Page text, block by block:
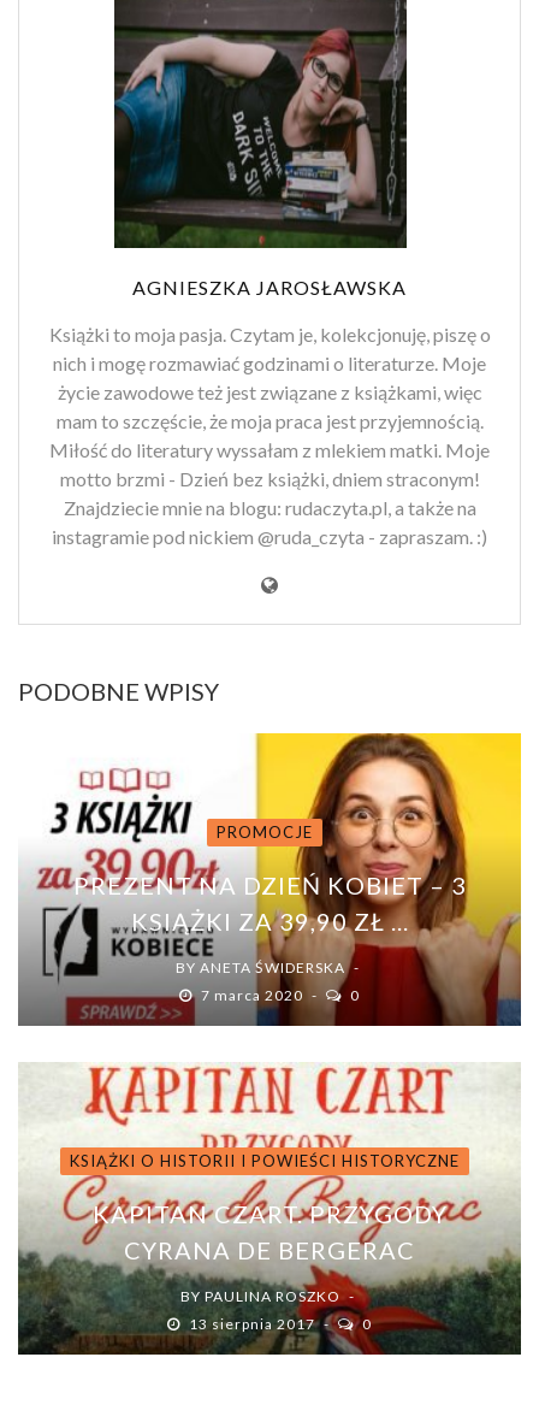
AGNIESZKA JAROSŁAWSKA
Książki to moja pasja. Czytam je, kolekcjonuję, piszę o
nich i mogę rozmawiać godzinami o literaturze. Moje
życie zawodowe też jest związane z książkami, więc
mam to szczęście, że moja praca jest przyjemnością.
Miłość do literatury wyssałam z mlekiem matki. Moje
motto brzmi - Dzień bez książki, dniem straconym!
Znajdziecie mnie na blogu: rudaczyta.pl, a także na
instagramie pod nickiem @ruda_czyta - zapraszam. :)
PODOBNE WPISY
PROMOCJE
PREZENT NA DZIEŃ KOBIET – 3
KSIĄŻKI ZA 39,90 ZŁ ...
BY ANETA ŚWIDERSKA
7 marca 2020
0
KSIĄŻKI O HISTORII I POWIEŚCI HISTORYCZNE
KAPITAN CZART. PRZYGODY
CYRANA DE BERGERAC
BY PAULINA ROSZKO
13 sierpnia 2017
0